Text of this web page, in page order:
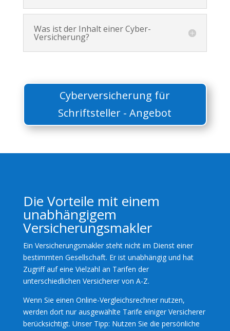
Was ist der Inhalt einer Cyber-
Versicherung?
Cyberversicherung für
Schriftsteller - Angebot
Die Vorteile mit einem
unabhängigem
Versicherungsmakler
Ein Versicherungsmakler steht nicht im Dienst einer
bestimmten Gesellschaft. Er ist unabhängig und hat
Zugriff auf eine Vielzahl an Tarifen der
unterschiedlichen Versicherer von A-Z.
Wenn Sie einen Online-Vergleichsrechner nutzen,
werden dort nur ausgewählte Tarife einiger Versicherer
berücksichtigt. Unser Tipp: Nutzen Sie die persönliche